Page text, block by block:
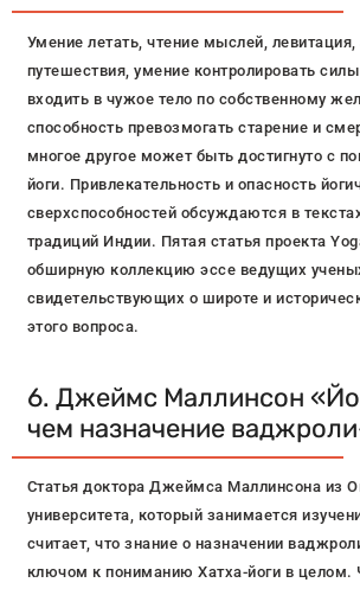
Умение летать, чтение мыслей,
путешествия, умение контролировать
входить в чужое тело по собственному
способность превозмогать старение и
многое другое может быть достигнуто с
йоги. Привлекательность и опасность
сверхспособностей обсуждаются в
традиций Индии. Пятая статья проекта
обширную коллекцию эссе ведущих
свидетельствующих о широте и
этого вопроса.
6. Джеймс Маллинсон
чем назначение
Статья доктора Джеймса Маллинсона из
университета, который занимается
считает, что знание о назначении
ключом к пониманию Хатха-йоги в целом.